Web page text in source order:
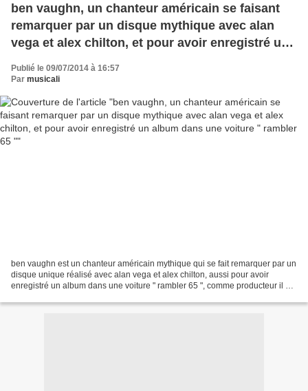
WebJardinière : Isa Langella
ben vaughn, un chanteur américain se faisant
remarquer par un disque mythique avec alan
vega et alex chilton, et pour avoir enregistré un
album dans une voiture " rambler 65 "
Publié le 09/07/2014 à 16:57
Par musicali
ben vaughn est un chanteur américain mythique qui se fait remarquer par un
disque unique réalisé avec alan vega et alex chilton, aussi pour avoir
enregistré un album dans une voiture " rambler 65 ", comme producteur il est